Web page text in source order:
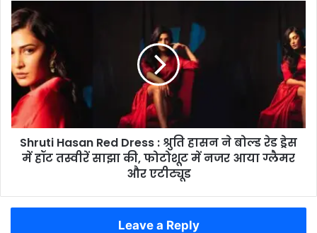
देशमुख
की
आमने-
सामने
की
टक्कर,
देखें
वीडियो
Shruti
Hasan
Red
Dress
:
श्रुति
हासन
ने
बोल्ड
ड्रेस
तस्वीरें
Shruti Hasan Red Dress : श्रुति हासन ने बोल्ड रेड ड्रेस
में हॉट तस्वीरें साझा की, फोटोशूट में नजर आया ग्लैमर
और एटीट्यूड
Leave a Reply